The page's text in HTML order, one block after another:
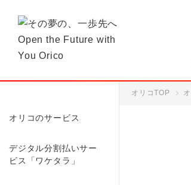
オリコのサービス
デジタル分割払いサー
ビス「ワケタラ」
オリコTOP